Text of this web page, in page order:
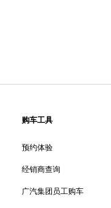
购车工具
预约体验
经销商查询
广汽集团员工购车